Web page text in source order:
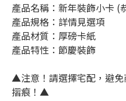
產品名稱：新年裝飾小卡 (
產品規格：詳情見選項
產品材質：厚磅卡紙
產品特性：節慶裝飾
▲注意！請選擇宅配，避
摺痕！▲